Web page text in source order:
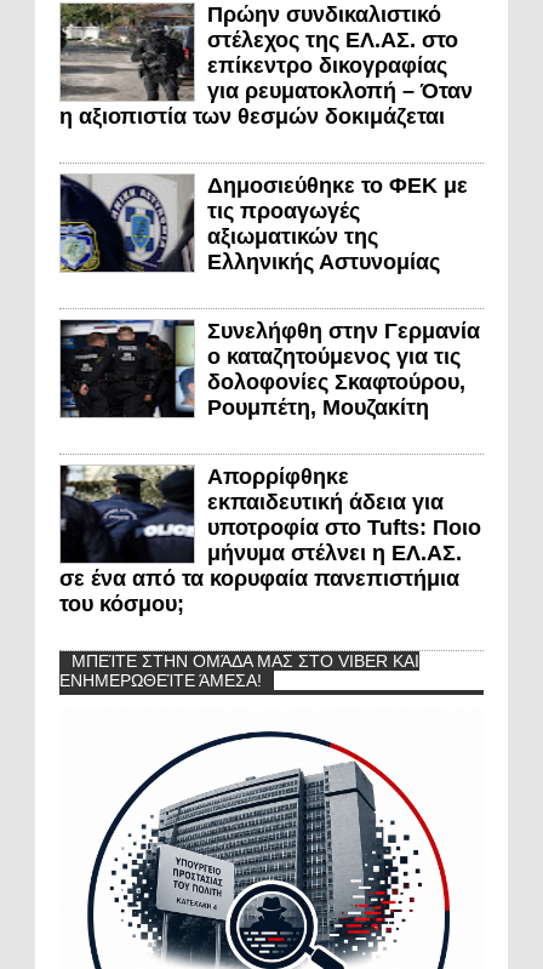
Πρώην συνδικαλιστικό
στέλεχος της ΕΛ.ΑΣ. στο
επίκεντρο δικογραφίας
για ρευματοκλοπή – Όταν
η αξιοπιστία των θεσμών δοκιμάζεται
Δημοσιεύθηκε το ΦΕΚ με
τις προαγωγές
αξιωματικών της
Ελληνικής Αστυνομίας
Συνελήφθη στην Γερμανία
ο καταζητούμενος για τις
δολοφονίες Σκαφτούρου,
Ρουμπέτη, Μουζακίτη
Απορρίφθηκε
εκπαιδευτική άδεια για
υποτροφία στο Tufts: Ποιο
μήνυμα στέλνει η ΕΛ.ΑΣ.
σε ένα από τα κορυφαία πανεπιστήμια
του κόσμου;
ΜΠΕΊΤΕ ΣΤΗΝ ΟΜΆΔΑ ΜΑΣ ΣΤΟ VIBER ΚΑΙ
ΕΝΗΜΕΡΩΘΕΊΤΕ ΆΜΕΣΑ!